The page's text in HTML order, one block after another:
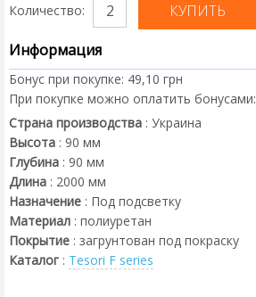
Количество:
Информация
Бонус при покупке: 49,10 грн
При покупке можно оплатить бонусами:
Страна производства : Украина
Высота : 90 мм
Глубина : 90 мм
Длина : 2000 мм
Назначение : Под подсветку
Материал : полиуретан
Покрытие : загрунтован под покраску
Каталог : Tesori F series